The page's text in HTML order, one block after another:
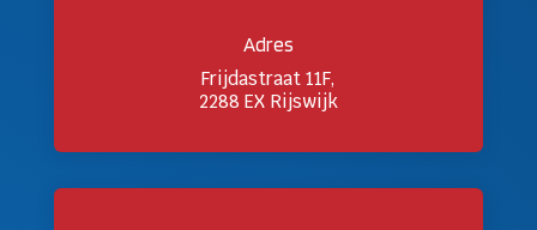
Adres
Frijdastraat 11F,
2288 EX Rijswijk